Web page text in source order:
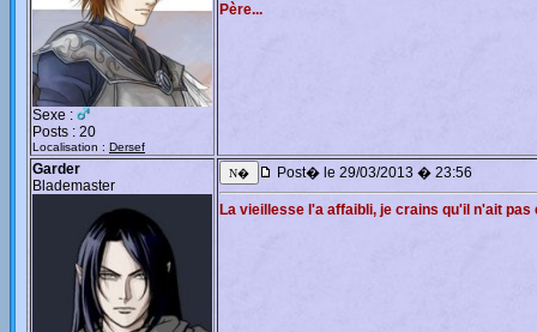
Sexe :
Posts : 20
Localisation : Dersef
Père...
Garder
Blademaster
Post� le 29/03/2013 � 23:56
La vieillesse l'a affaibli, je crains qu'il n'ait pas